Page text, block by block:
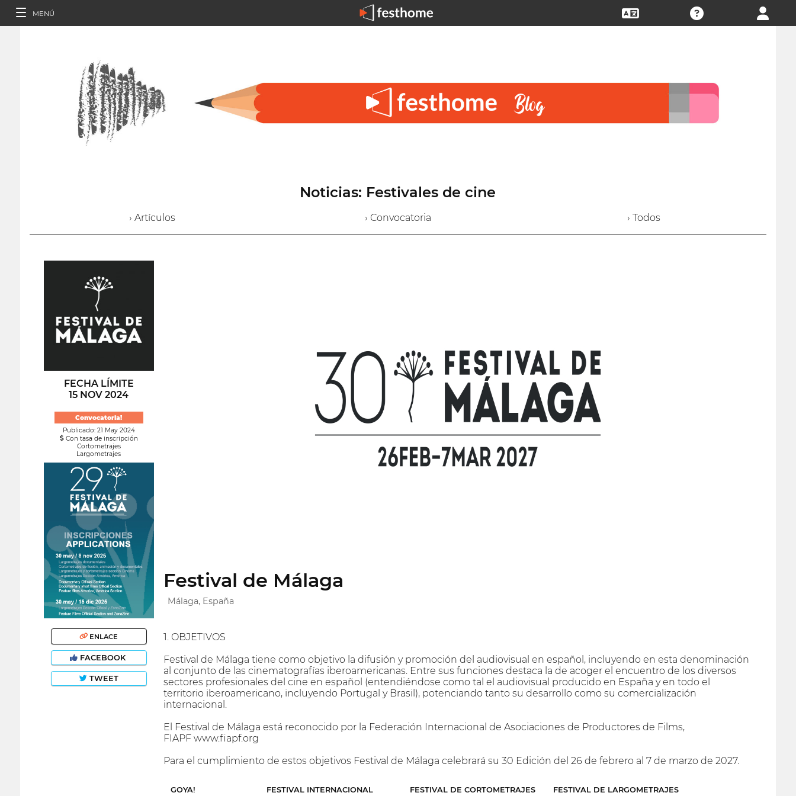
MENÚ
Noticias: Festivales de cine
› Artículos › Convocatoria › Todos
FECHA LÍMITE
15 NOV 2024
Convocatoria!
Publicado: 21 May 2024
Con tasa de inscripción
Cortometrajes
Largometrajes
ENLACE
FACEBOOK
TWEET
Festival de Málaga
Málaga, España
1. OBJETIVOS
Festival de Málaga tiene como objetivo la difusión y promoción del audiovisual en español, incluyendo en esta denominación
al conjunto de las cinematografías iberoamericanas. Entre sus funciones destaca la de acoger el encuentro de los diversos
sectores profesionales del cine en español (entendiéndose como tal el audiovisual producido en España y en todo el
territorio iberoamericano, incluyendo Portugal y Brasil), potenciando tanto su desarrollo como su comercialización
internacional.
El Festival de Málaga está reconocido por la Federación Internacional de Asociaciones de Productores de Films,
FIAPF www.fiapf.org
Para el cumplimiento de estos objetivos Festival de Málaga celebrará su 30 Edición del 26 de febrero al 7 de marzo de 2027.
GOYA! FESTIVAL INTERNACIONAL FESTIVAL DE CORTOMETRAJES FESTIVAL DE LARGOMETRAJES